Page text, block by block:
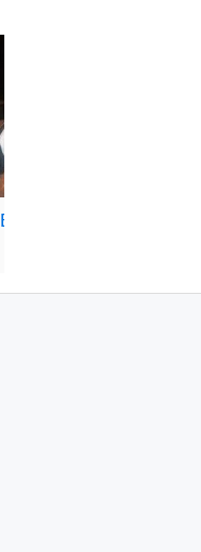
Bandorr